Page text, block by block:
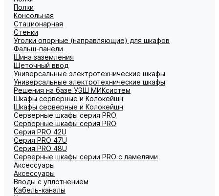
Полки
Консольная
Стационарная
Стенки
Уголки опорные (направляющие) для шкафов
Фальш-панели
Шина заземления
Щеточный ввод
Универсальные электротехнические шкафы
Универсальные электротехнические шкафы
Решения на базе УЭШ МИКсистем
Шкафы серверные и Колокейшн
Шкафы серверные и Колокейшн
Серверные шкафы серия PRO
Серверные шкафы серия PRO
Серия PRO 42U
Серия PRO 47U
Серия PRO 48U
Серверные шкафы серии PRO с ламелями
Аксессуары
Аксессуары
Вводы с уплотнением
Кабель-каналы